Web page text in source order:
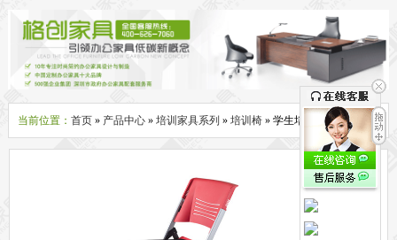
办公屏风隔断系列
办公屏风卡位
高隔断墙 折叠屏风
组合职员台
办公桌系列
经理办公桌
会议桌
办公椅系列
茶水柜
当前位置： 首页» 产品中心» 培训家具系列 » 培训椅» 学生培训椅